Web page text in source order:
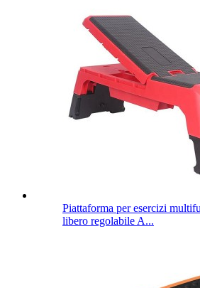
Piattaforma per esercizi
libero regolabile A...